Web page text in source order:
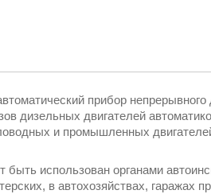
прибор непрерывного
дизельных двигателей
и промышленных
использован органами
в автохозяйствах, гаражах